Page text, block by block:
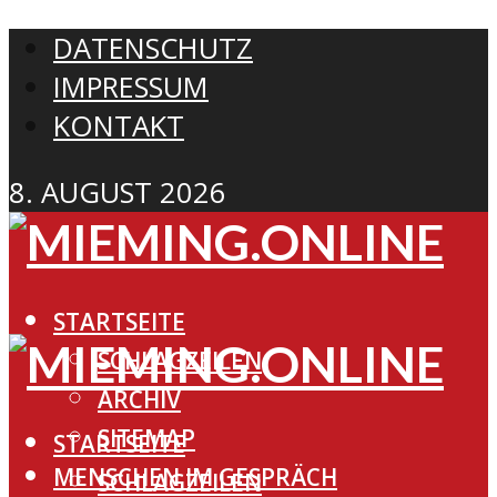
DATENSCHUTZ
IMPRESSUM
KONTAKT
8. AUGUST 2026
STARTSEITE
SCHLAGZEILEN
ARCHIV
SITEMAP
MENSCHEN IM GESPRÄCH
STARTSEITE
SCHLAGZEILEN